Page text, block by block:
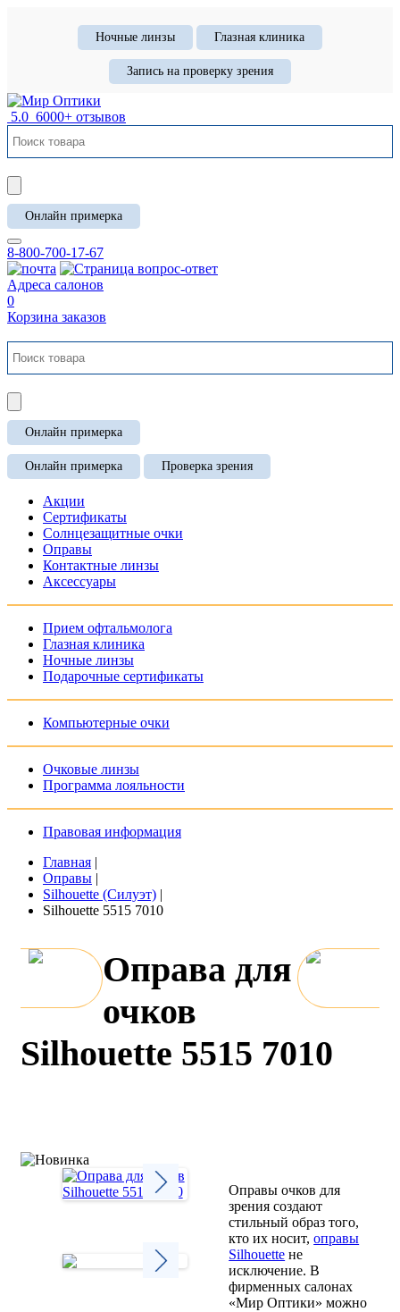
Ночные линзы Глазная клиника
Запись на проверку зрения
5.0 6000+ отзывов
Онлайн примерка
8-800-700-17-67
Адреса салонов
0
Корзина заказов
Онлайн примерка
Онлайн примерка Проверка зрения
Акции
Сертификаты
Солнцезащитные очки
Оправы
Контактные линзы
Аксессуары
Прием офтальмолога
Глазная клиника
Ночные линзы
Подарочные сертификаты
Компьютерные очки
Очковые линзы
Программа лояльности
Правовая информация
Главная |
Оправы |
Silhouette (Силуэт) |
Silhouette 5515 7010
Оправа для
очков
Silhouette 5515 7010
Оправы очков для
зрения создают
стильный образ того,
кто их носит,оправы
Silhouette не
исключение. В
фирменных салонах
«Мир Оптики» можно